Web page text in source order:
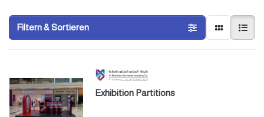
Filtern & Sortieren
Exhibition Partitions